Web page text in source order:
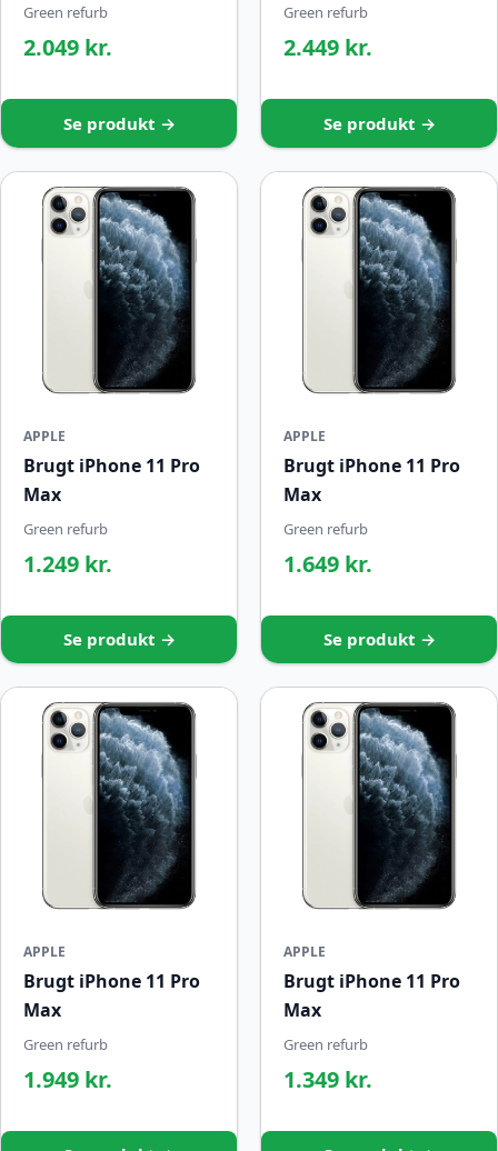
Green refurb
2.049 kr.
Se produkt →
Green refurb
2.449 kr.
Se produkt →
APPLE
Brugt iPhone 11 Pro
Max
Green refurb
1.249 kr.
Se produkt →
APPLE
Brugt iPhone 11 Pro
Max
Green refurb
1.649 kr.
Se produkt →
APPLE
Brugt iPhone 11 Pro
Max
Green refurb
1.949 kr.
APPLE
Brugt iPhone 11 Pro
Max
Green refurb
1.349 kr.